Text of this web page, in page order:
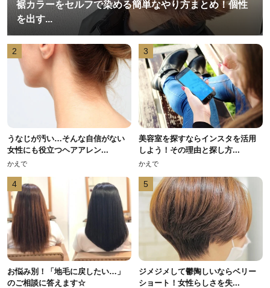
裾カラーをセルフで染める簡単なやり方まとめ！個性
を出す...
2
うなじが汚い…そんな自信がない
女性にも役立つヘアアレン...
かえで
3
美容室を探すならインスタを活用
しよう！その理由と探し方...
かえで
4
お悩み別！「地毛に戻したい…」
のご相談に答えます☆
5
ジメジメして鬱陶しいならベリー
ショート！女性らしさを失...